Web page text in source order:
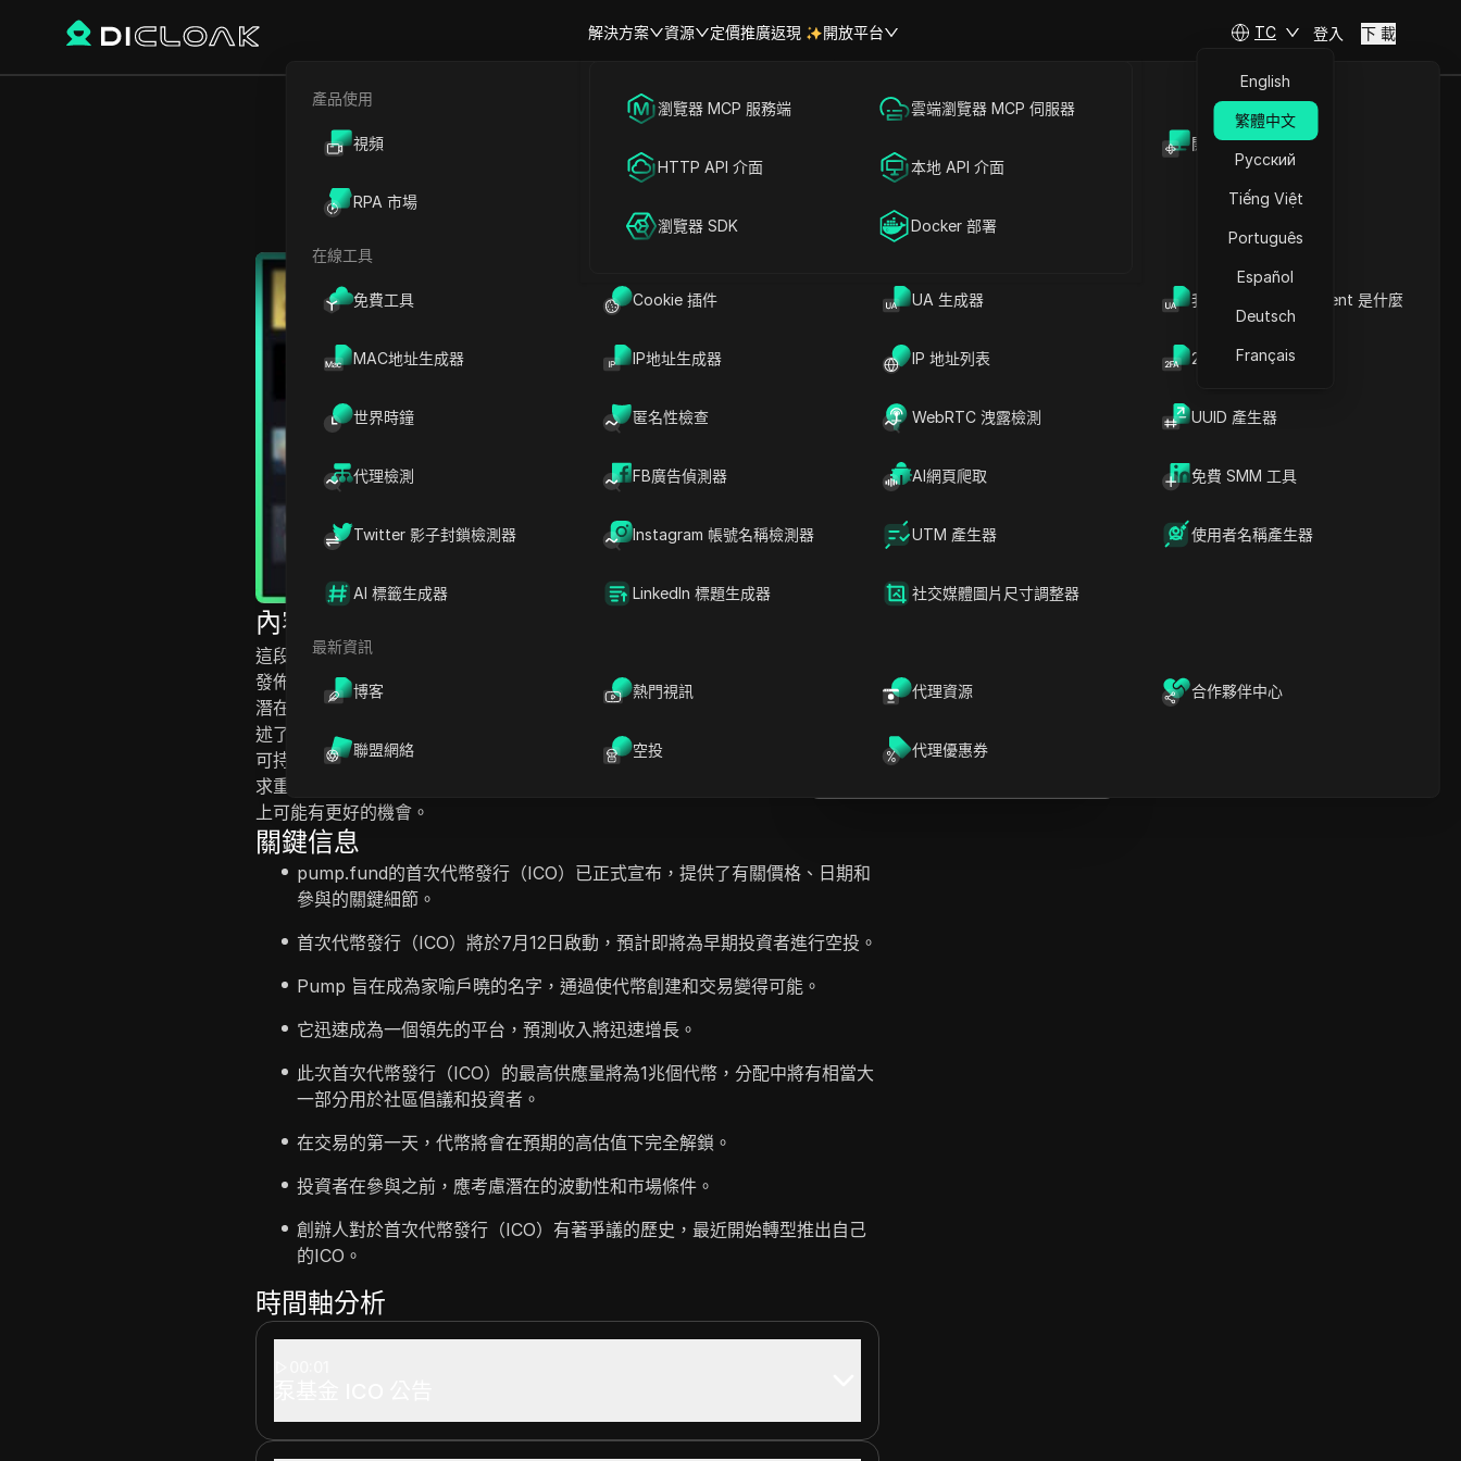
解決方案
海外社媒營銷
廣告投放
帳號共享
資源
產品使用
視頻 開放API
RPA 市場
在線工具
免費工具 Cookie 插件 UA 生成器 我的瀏覽器 User Agent 是什麼
MAC地址生成器 IP地址生成器 IP 地址列表 2FA验证码生成器
世界時鐘 匿名性檢查 WebRTC 洩露檢測 UUID 產生器
代理檢測 FB廣告偵測器 AI網頁爬取 免費 SMM 工具
Twitter 影子封鎖檢測器 Instagram 帳號名稱檢測器 UTM 產生器 使用者名稱產生器
AI 標籤生成器 LinkedIn 標題生成器 社交媒體圖片尺寸調整器
最新資訊
博客 熱門視訊 代理資源 合作夥伴中心
聯盟網絡 空投 代理優惠券
定價推廣返現 開放平台
瀏覽器 MCP 服務端 雲端瀏覽器 MCP 伺服器
HTTP API 介面 本地 API 介面
瀏覽器 SDK Docker 部署
TC
English
繁體中文
Русский
Tiếng Việt
Português
Español
Deutsch
Français
登入 下 載
首頁|熱門視訊
Pump.Fun ICO 最受期待的預售
2026-04-07 20:06
Play Video:Pump.Fun ICO 最受期待的預售
內容介紹
在ChatGPT中開啟
就此頁面提問
在Claude中開啟
就此頁面提問
這段視頻討論了Pump.fund的官方ICO公告，詳細說明了關鍵信息，例如價格、
發佈日期及如何參與。這次ICO定於7月12日啟動，隨後會有空投。演講中強調了
潛在的顯著回報，並提及了以前的估值和增長。觀眾被敦促進行KYC參與，並概
述了分配策略，指出總供應量為1萬億枚代幣。演講者對於代幣的高初始估值是否
可持續表示懷疑，基於之前的投資，最終建議雖然交易可能充滿機會，但對於尋
求重投資者來說仍需謹慎。他們主張採取審慎的方式，而非立即投資，暗示市場
上可能有更好的機會。
關鍵信息
pump.fund的首次代幣發行（ICO）已正式宣布，提供了有關價格、日期和
參與的關鍵細節。
首次代幣發行（ICO）將於7月12日啟動，預計即將為早期投資者進行空投。
Pump 旨在成為家喻戶曉的名字，通過使代幣創建和交易變得可能。
它迅速成為一個領先的平台，預測收入將迅速增長。
此次首次代幣發行（ICO）的最高供應量將為1兆個代幣，分配中將有相當大
一部分用於社區倡議和投資者。
在交易的第一天，代幣將會在預期的高估值下完全解鎖。
投資者在參與之前，應考慮潛在的波動性和市場條件。
創辦人對於首次代幣發行（ICO）有著爭議的歷史，最近開始轉型推出自己
的ICO。
時間軸分析
文章內容
相關問題與答案